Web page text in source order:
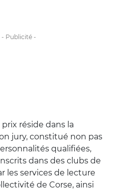
réside dans la
jury, constitué non pas
qualifiées,
dans des clubs de
les services de lecture
de Corse, ainsi